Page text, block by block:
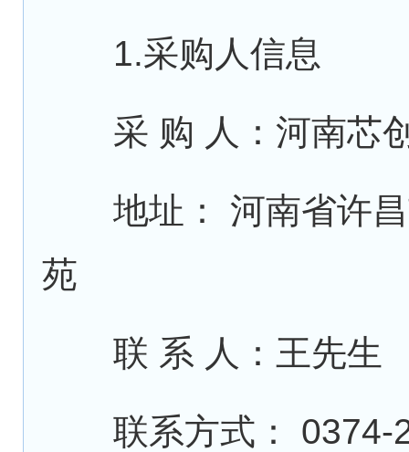
1.采购人信息
采 购 人：河南芯创
地址： 河南省许昌
苑
联 系 人：王先生
联系方式： 0374-